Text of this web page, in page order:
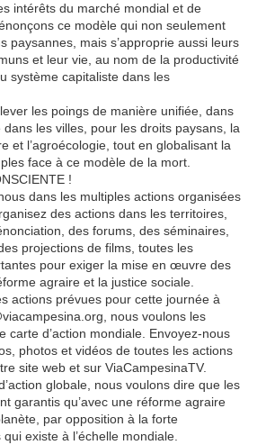
intérêts du marché mondial et de
ce modèle qui non seulement
paysannes, mais s’approprie aussi leurs
et leur vie, au nom de la productivité
système capitaliste dans les
les poings de manière unifiée, dans
les villes, pour les droits paysans, la
et l’agroécologie, tout en globalisant la
face à ce modèle de la mort.
!
dans les multiples actions organisées
des actions dans les territoires,
des forums, des séminaires,
projections de films, toutes les
pour exiger la mise en œuvre des
agraire et la justice sociale.
actions prévues pour cette journée à
nous voulons les
carte d’action mondiale. Envoyez-nous
photos et vidéos de toutes les actions
site web et sur ViaCampesinaTV.
globale, nous voulons dire que les
garantis qu’avec une réforme agraire
par opposition à la forte
existe à l’échelle mondiale.